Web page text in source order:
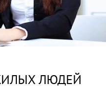
ЛЮДЕЙ